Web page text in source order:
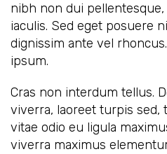
nibh non dui
iaculis. Sed eget posuere
dignissim ante vel
ipsum.
Cras non interdum tellus.
viverra, laoreet turpis sed,
vitae odio eu ligula
viverra maximus